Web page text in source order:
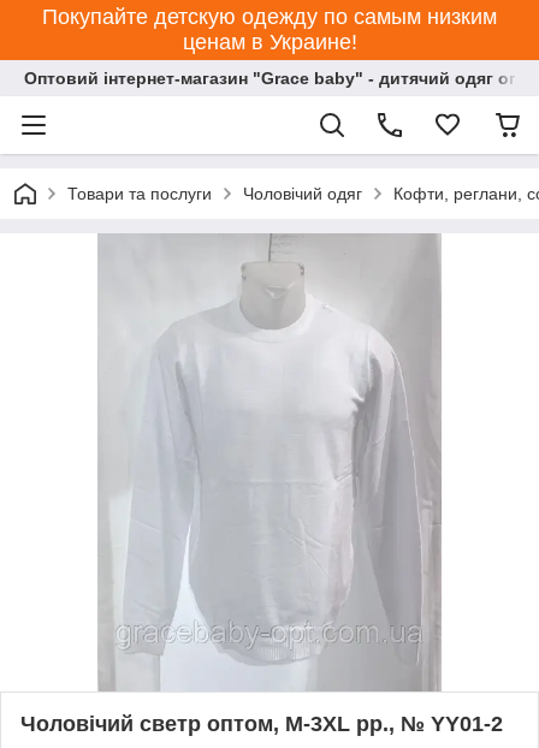
Покупайте детскую одежду по самым низким
ценам в Украине!
Оптовий інтернет-магазин "Grace baby" - дитячий одяг
Товари та послуги Чоловічий одяг Кофти, реглани,
Чоловічий светр оптом, M-3XL рр., № YY01-2